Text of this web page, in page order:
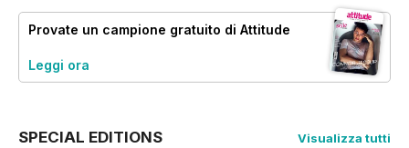
Provate un campione gratuito di Attitude
Leggi ora
SPECIAL EDITIONS Visualizza tutti